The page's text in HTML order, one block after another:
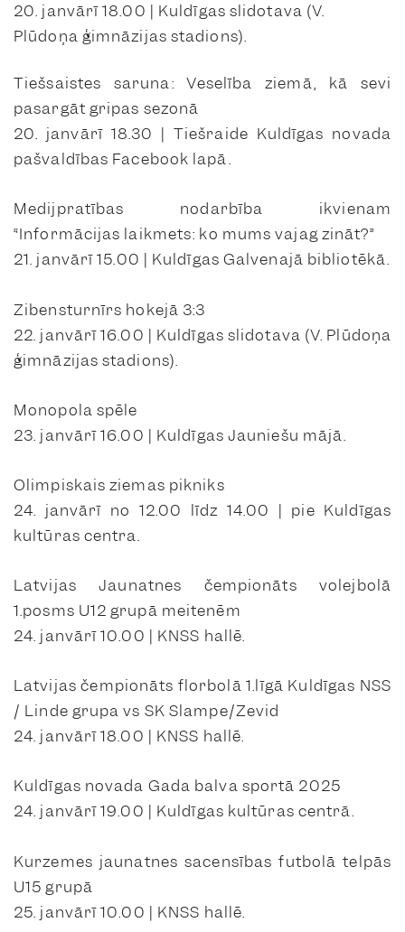
20. janvārī 18.00 | Kuldīgas slidotava (V.
Plūdoņa ģimnāzijas stadions).
Tiešsaistes saruna: Veselība ziemā, kā sevi
pasargāt gripas sezonā
20. janvārī 18.30 | Tiešraide Kuldīgas novada
pašvaldības Facebook lapā.
Medijpratības nodarbība ikvienam
“Informācijas laikmets: ko mums vajag zināt?”
21. janvārī 15.00 | Kuldīgas Galvenajā bibliotēkā.
Zibensturnīrs hokejā 3:3
22. janvārī 16.00 | Kuldīgas slidotava (V. Plūdoņa
ģimnāzijas stadions).
Monopola spēle
23. janvārī 16.00 | Kuldīgas Jauniešu mājā.
Olimpiskais ziemas pikniks
24. janvārī no 12.00 līdz 14.00 | pie Kuldīgas
kultūras centra.
Latvijas Jaunatnes čempionāts volejbolā
1.posms U12 grupā meitenēm
24. janvārī 10.00 | KNSS hallē.
Latvijas čempionāts florbolā 1.līgā Kuldīgas NSS
/ Linde grupa vs SK Slampe/Zevid
24. janvārī 18.00 | KNSS hallē.
Kuldīgas novada Gada balva sportā 2025
24. janvārī 19.00 | Kuldīgas kultūras centrā.
Kurzemes jaunatnes sacensības futbolā telpās
U15 grupā
25. janvārī 10.00 | KNSS hallē.